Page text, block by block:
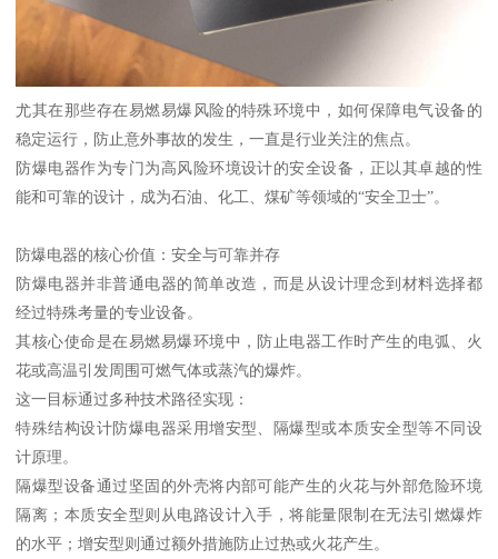
尤其在那些存在易燃易爆风险的特殊环境中，如何保障电气设备的
稳定运行，防止意外事故的发生，一直是行业关注的焦点。
防爆电器作为专门为高风险环境设计的安全设备，正以其卓越的性
能和可靠的设计，成为石油、化工、煤矿等领域的“安全卫士”。
防爆电器的核心价值：安全与可靠并存
防爆电器并非普通电器的简单改造，而是从设计理念到材料选择都
经过特殊考量的专业设备。
其核心使命是在易燃易爆环境中，防止电器工作时产生的电弧、火
花或高温引发周围可燃气体或蒸汽的爆炸。
这一目标通过多种技术路径实现：
特殊结构设计防爆电器采用增安型、隔爆型或本质安全型等不同设
计原理。
隔爆型设备通过坚固的外壳将内部可能产生的火花与外部危险环境
隔离；本质安全型则从电路设计入手，将能量限制在无法引燃爆炸
的水平；增安型则通过额外措施防止过热或火花产生。